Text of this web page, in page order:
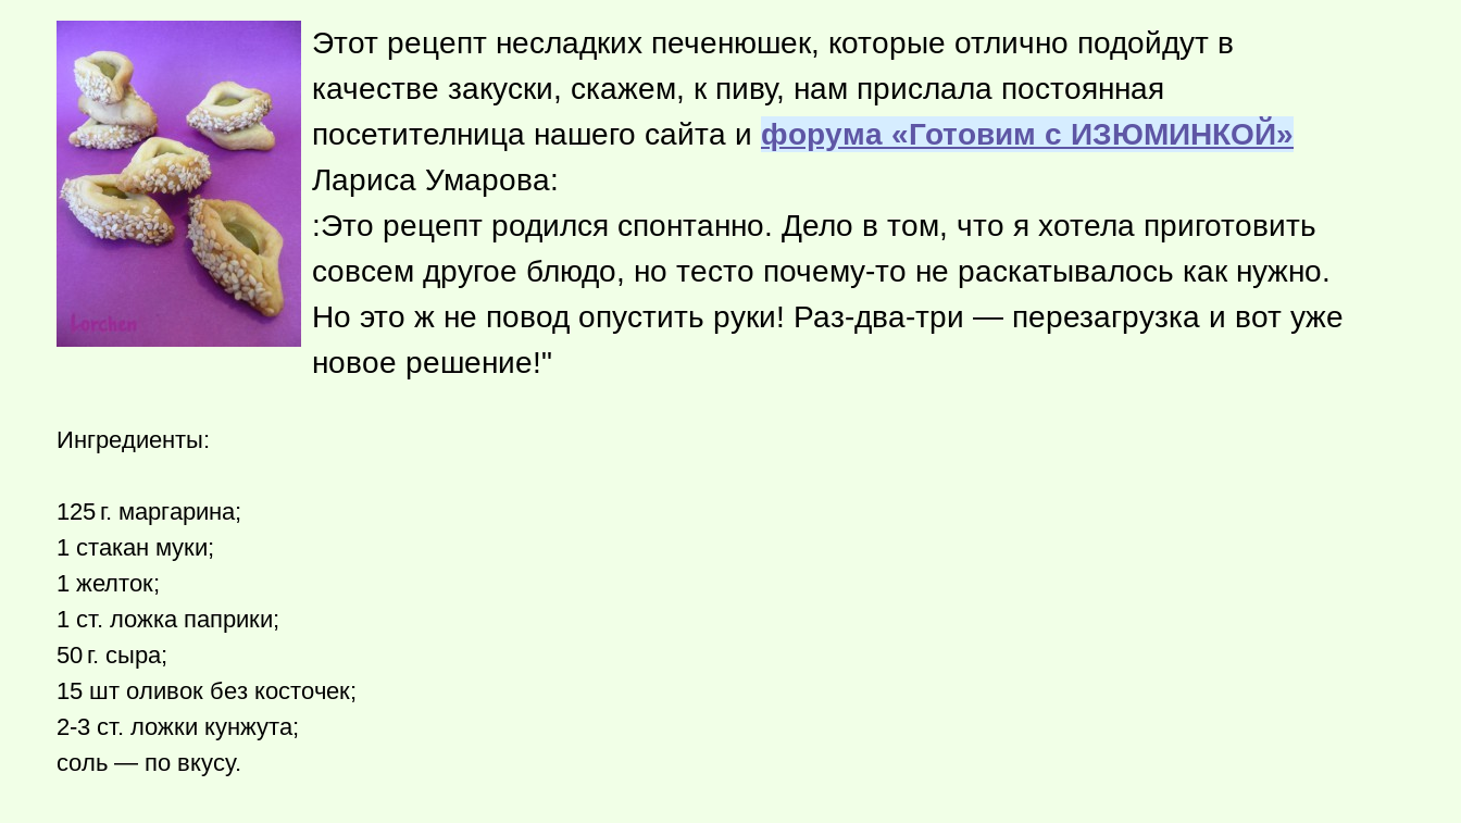
Этот рецепт несладких печенюшек, которые отлично подойдут в
качестве закуски, скажем, к пиву, нам прислала постоянная
посетителница нашего сайта и форума «Готовим с ИЗЮМИНКОЙ»
Лариса Умарова:
:Это рецепт родился спонтанно. Дело в том, что я хотела приготовить
совсем другое блюдо, но тесто почему-то не раскатывалось как нужно.
Но это ж не повод опустить руки! Раз-два-три — перезагрузка и вот уже
новое решение!"
Ингредиенты:
125 г. маргарина;
1 стакан муки;
1 желток;
1 ст. ложка паприки;
50 г. сыра;
15 шт оливок без косточек;
2-3 ст. ложки кунжута;
соль — по вкусу.